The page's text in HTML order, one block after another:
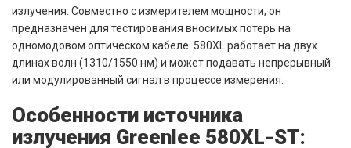
излучения. Совместно с измерителем мощности, он
предназначен для тестирования вносимых потерь на
одномодовом оптическом кабеле. 580XL работает на двух
длинах волн (1310/1550 нм) и может подавать непрерывный
или модулированный сигнал в процессе измерения.
Особенности источника
излучения Greenlee 580XL-ST: